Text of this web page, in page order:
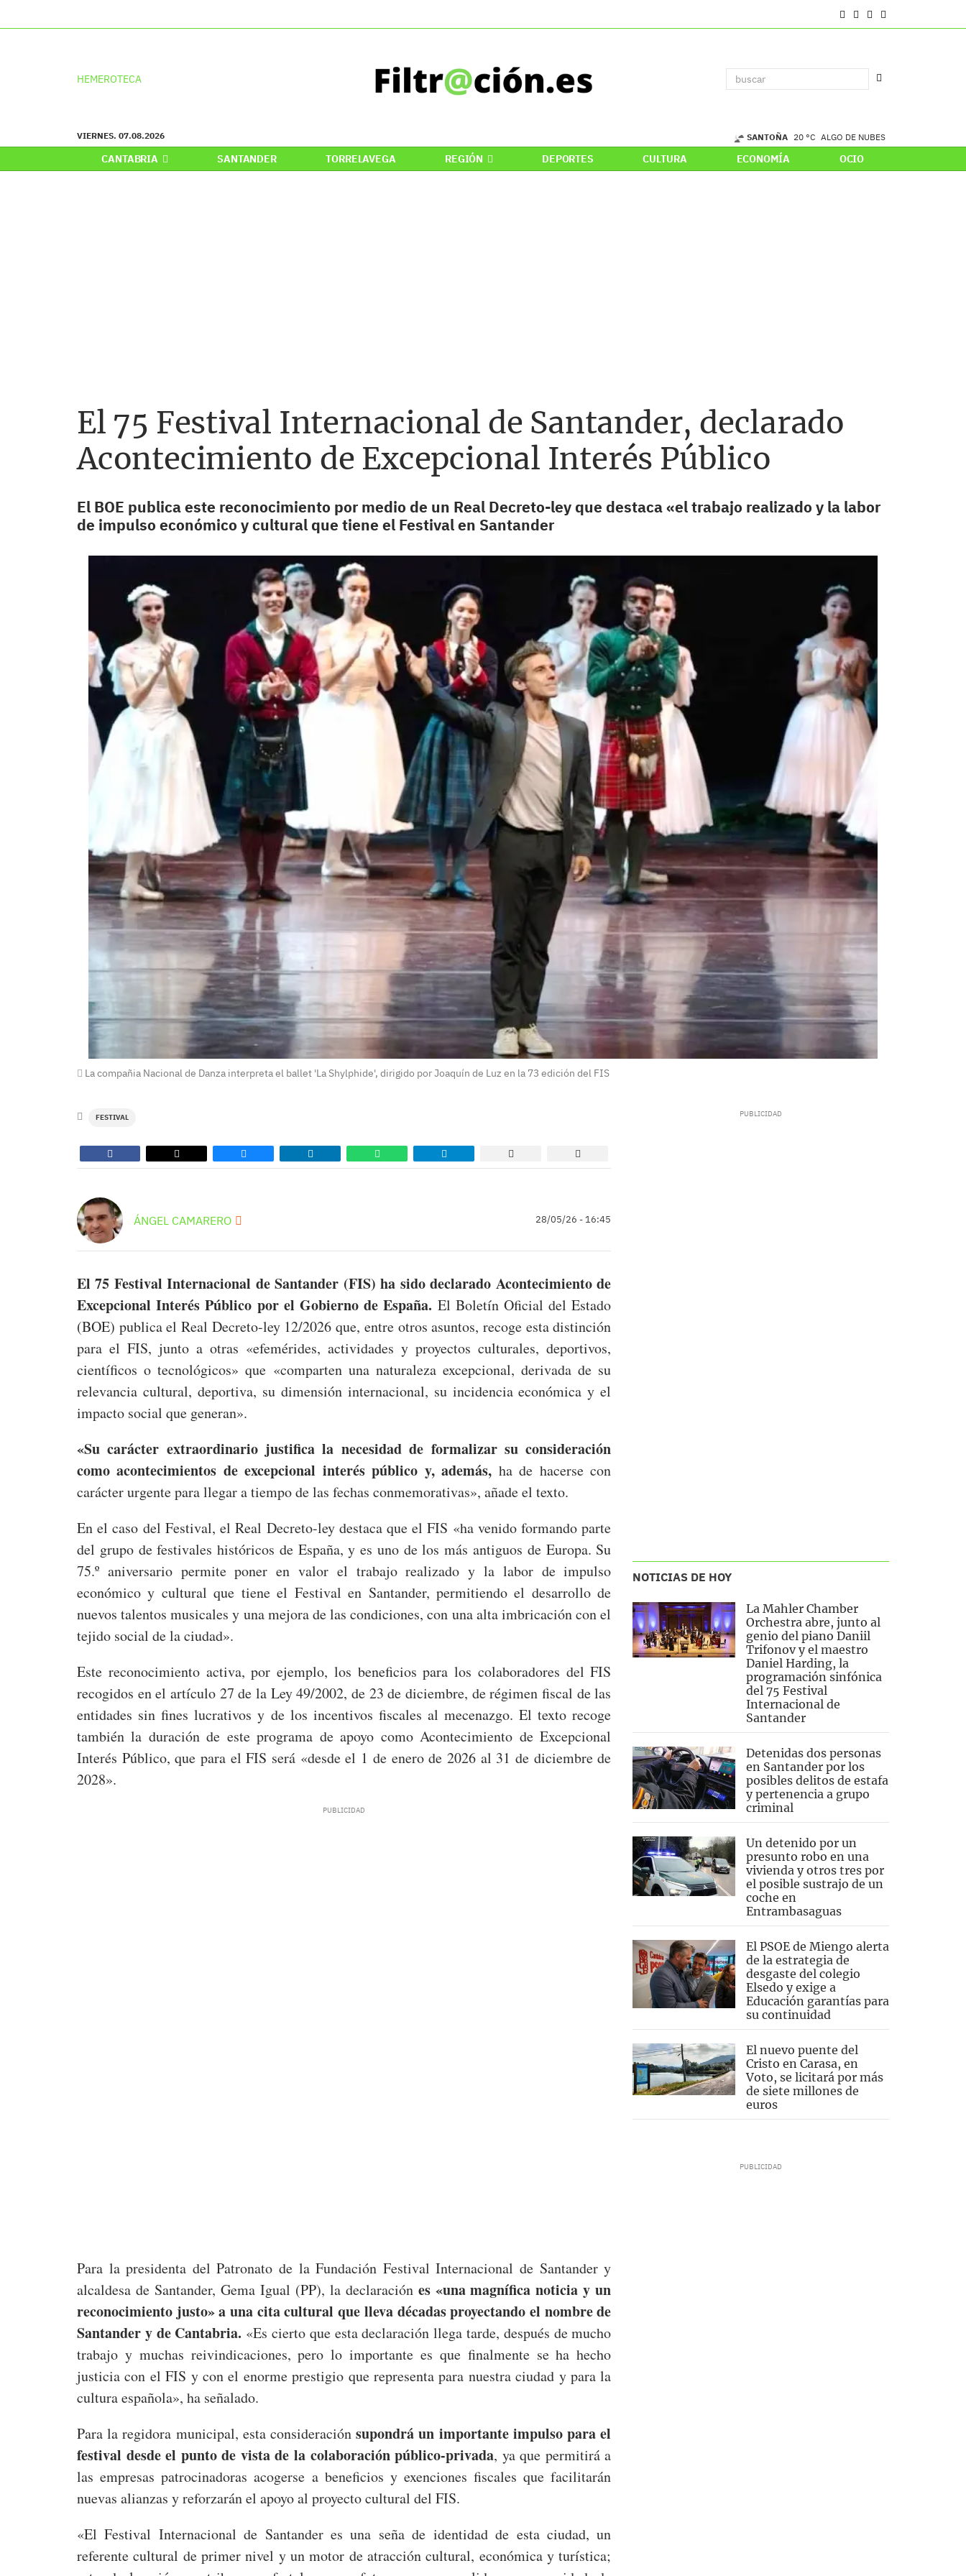
HEMEROTECA
VIERNES. 07.08.2026 SANTOÑA 20 °C ALGO DE NUBES
CANTABRIA SANTANDER TORRELAVEGA REGIÓN DEPORTES CULTURA ECONOMÍA OCIO
El 75 Festival Internacional de Santander, declarado
Acontecimiento de Excepcional Interés Público
El BOE publica este reconocimiento por medio de un Real Decreto-ley que destaca «el trabajo realizado y la labor
de impulso económico y cultural que tiene el Festival en Santander
La compañia Nacional de Danza interpreta el ballet 'La Shylphide', dirigido por Joaquín de Luz en la 73 edición del FIS
FESTIVAL
ÁNGEL CAMARERO 28/05/26 - 16:45
El 75 Festival Internacional de Santander (FIS) ha sido declarado Acontecimiento de
Excepcional Interés Público por el Gobierno de España. El Boletín Oficial del Estado
(BOE) publica el Real Decreto-ley 12/2026 que, entre otros asuntos, recoge esta distinción
para el FIS, junto a otras «efemérides, actividades y proyectos culturales, deportivos,
científicos o tecnológicos» que «comparten una naturaleza excepcional, derivada de su
relevancia cultural, deportiva, su dimensión internacional, su incidencia económica y el
impacto social que generan».
«Su carácter extraordinario justifica la necesidad de formalizar su consideración
como acontecimientos de excepcional interés público y, además, ha de hacerse con
carácter urgente para llegar a tiempo de las fechas conmemorativas», añade el texto.
En el caso del Festival, el Real Decreto-ley destaca que el FIS «ha venido formando parte
del grupo de festivales históricos de España, y es uno de los más antiguos de Europa. Su
75.º aniversario permite poner en valor el trabajo realizado y la labor de impulso
económico y cultural que tiene el Festival en Santander, permitiendo el desarrollo de
nuevos talentos musicales y una mejora de las condiciones, con una alta imbricación con el
tejido social de la ciudad».
Este reconocimiento activa, por ejemplo, los beneficios para los colaboradores del FIS
recogidos en el artículo 27 de la Ley 49/2002, de 23 de diciembre, de régimen fiscal de las
entidades sin fines lucrativos y de los incentivos fiscales al mecenazgo. El texto recoge
también la duración de este programa de apoyo como Acontecimiento de Excepcional
Interés Público, que para el FIS será «desde el 1 de enero de 2026 al 31 de diciembre de
2028».
Para la presidenta del Patronato de la Fundación Festival Internacional de Santander y
alcaldesa de Santander, Gema Igual (PP), la declaración es «una magnífica noticia y un
reconocimiento justo» a una cita cultural que lleva décadas proyectando el nombre de
Santander y de Cantabria. «Es cierto que esta declaración llega tarde, después de mucho
trabajo y muchas reivindicaciones, pero lo importante es que finalmente se ha hecho
justicia con el FIS y con el enorme prestigio que representa para nuestra ciudad y para la
cultura española», ha señalado.
Para la regidora municipal, esta consideraciónsupondrá un importante impulso para el
festival desde el punto de vista de la colaboración público-privada, ya que permitirá a
las empresas patrocinadoras acogerse a beneficios y exenciones fiscales que facilitarán
nuevas alianzas y reforzarán el apoyo al proyecto cultural del FIS.
«El Festival Internacional de Santander es una seña de identidad de esta ciudad, un
referente cultural de primer nivel y un motor de atracción cultural, económica y turística;
NOTICIAS DE HOY
La Mahler Chamber
Orchestra abre, junto al
genio del piano Daniil
Trifonov y el maestro
Daniel Harding, la
programación sinfónica
del 75 Festival
Internacional de
Santander
Detenidas dos personas
en Santander por los
posibles delitos de estafa
y pertenencia a grupo
criminal
Un detenido por un
presunto robo en una
vivienda y otros tres por
el posible sustrajo de un
coche en
Entrambasaguas
El PSOE de Miengo alerta
de la estrategia de
desgaste del colegio
Elsedo y exige a
Educación garantías para
su continuidad
El nuevo puente del
Cristo en Carasa, en
Voto, se licitará por más
de siete millones de
euros